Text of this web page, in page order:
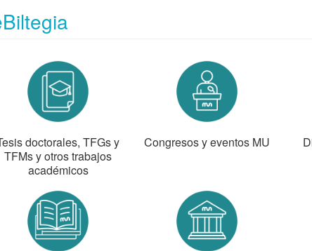
doctorales, TFGs y
TFMs y otros trabajos
académicos
Congresos y eventos MU